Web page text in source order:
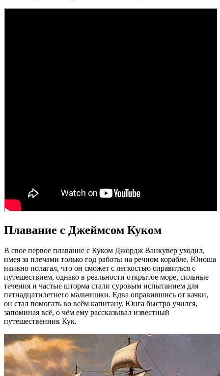
Плавание с Джеймсом Куком
В свое первое плавание с Куком Джордж Ванкувер уходил,
имея за плечами только год работы на речном корабле. Юноша
наивно полагал, что он сможет с легкостью справиться с
путешествием, однако в реальности открытое море, сильные
течения и частые шторма стали суровым испытанием для
пятнадцатилетнего мальчишки. Едва оправившись от качки,
он стал помогать во всём капитану. Юнга быстро учился,
запоминая всё, о чём ему рассказывал известный
путешественник Кук.